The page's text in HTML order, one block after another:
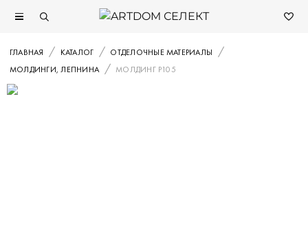
ГЛАВНАЯ КАТАЛОГ
ОТДЕЛОЧНЫЕ МАТЕРИАЛЫ
МОЛДИНГИ, ЛЕПНИНА
МОЛДИНГ P105